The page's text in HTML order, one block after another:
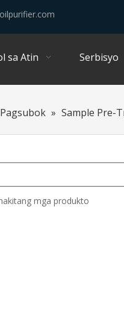
sa Atin Serbisyo
» Sample Pre-
mga produkto